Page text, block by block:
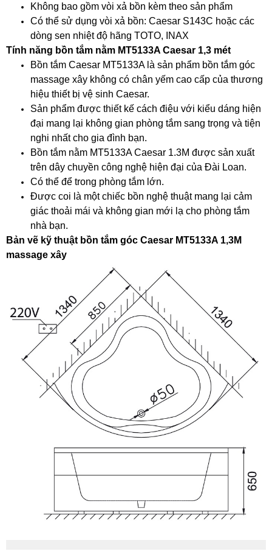
Không bao gồm vòi xả bồn kèm theo sản phẩm
Có thể sử dụng vòi xả bồn: Caesar S143C hoặc các
dòng sen nhiệt độ hãng TOTO, INAX
Tính năng bồn tắm nằm MT5133A Caesar 1,3 mét
Bồn tắm Caesar MT5133A là sản phẩm bồn tắm góc
massage xây không có chân yếm cao cấp của thương
hiệu thiết bị vệ sinh Caesar.
Sản phẩm được thiết kế cách điệu với kiểu dáng hiện
đại mang lại không gian phòng tắm sang trọng và tiện
nghi nhất cho gia đình bạn.
Bồn tắm nằm MT5133A Caesar 1.3M được sản xuất
trên dây chuyền công nghệ hiện đại của Đài Loan.
Có thể để trong phòng tắm lớn.
Được coi là một chiếc bồn nghệ thuật mang lại cảm
giác thoải mái và không gian mới lạ cho phòng tắm
nhà bạn.
Bản vẽ kỹ thuật bồn tắm góc Caesar MT5133A 1,3M
massage xây